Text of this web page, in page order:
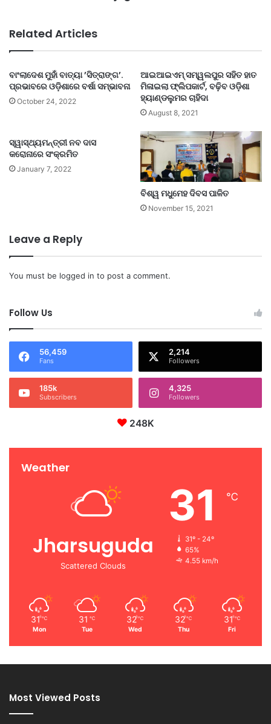
Related Articles
ବାଂଲାଦେଶ ମୁହାଁ ବାତ୍ୟା ’ସିତ୍ରାଙ୍ଗ’.
ପ୍ରଭାବରେ ଓଡ଼ିଶାରେ ବର୍ଷା ସମ୍ଭାବନା
October 24, 2022
ଆଇଆଇଏମ୍ ସମ୍ୱଲପୁର ସହିତ ହାତ
ମିଳାଇଲା ଫ୍ଲିପକାର୍ଟ, ବଢ଼ିବ ଓଡ଼ିଶା
ହ୍ୟାଣ୍ଡଲୁମର ଚାହିଦା
August 8, 2021
ସ୍ୱାସ୍ଥ୍ୟମନ୍ତ୍ରୀ ନବ ଦାସ
କରୋନାରେ ସଂକ୍ରମିତ
January 7, 2022
ବିଶ୍ୱ ମଧୁମେହ ଦିବସ ପାଳିତ
November 15, 2021
Leave a Reply
You must be logged in to post a comment.
Follow Us
56,459
Fans
2,214
Followers
185k
Subscribers
4,325
Followers
248K
Weather
Jharsuguda
Scattered Clouds
31 ℃
31º - 24º
65%
4.55 km/h
31 ℃
Mon
31 ℃
Tue
32 ℃
Wed
32 ℃
Thu
31 ℃
Fri
Most Viewed Posts